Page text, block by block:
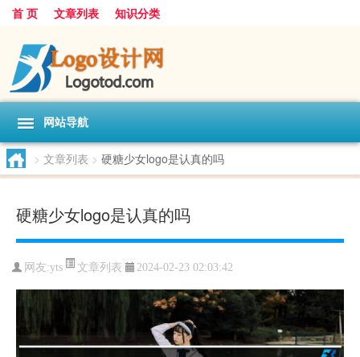
首 页 文章列表 知识分类
网站导航
> 文章列表 > 硬糖少女logo是认真的吗
硬糖少女logo是认真的吗
网友:yts 文章列表 2024-02-23 02:03:42